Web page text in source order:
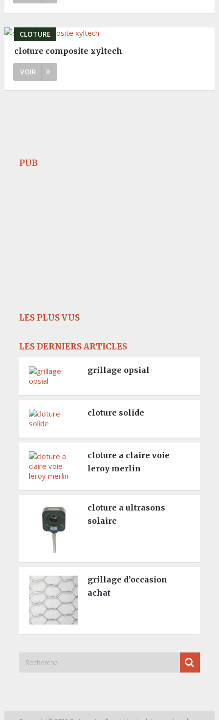
CLOTURE
cloture composite xyltech
VOIR
PUB
LES PLUS VUS
LES DERNIERS ARTICLES
grillage opsial
cloture solide
cloture a claire voie
leroy merlin
cloture a ultrasons
solaire
grillage d’occasion
achat